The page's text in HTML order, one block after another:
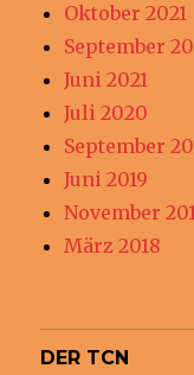
Oktober 2021
September
Juni 2021
Juli 2020
September
Juni 2019
November
März 2018
DER TCN